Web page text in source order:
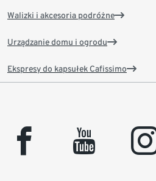
Walizki i akcesoria podróżne
Urządzanie domu i ogrodu
Ekspresy do kapsułek Cafissimo
facebook youtube